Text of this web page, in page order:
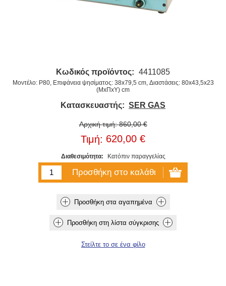
Κωδικός προϊόντος: 4411085
Μοντέλο: P80, Επιφάνεια ψησίματος: 38x79,5 cm, Διαστάσεις: 80x43,5x23
(ΜxΠxΥ) cm
Κατασκευαστής: SER GAS
Αρχική τιμή: 860,00 €
Τιμή: 620,00 €
Διαθεσιμότητα: Κατόπιν παραγγελίας